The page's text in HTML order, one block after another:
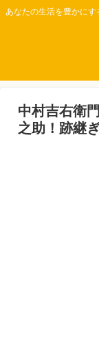
あなたの生活を豊かにす
中村吉右衛
之助！跡継